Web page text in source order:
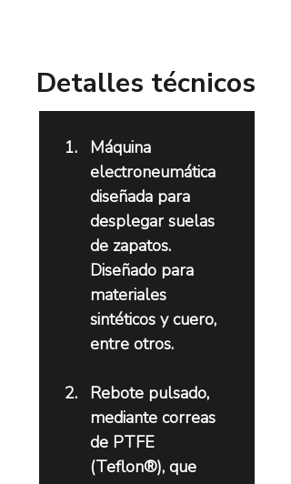
​Detalles técnicos
Máquina
electroneumática
diseñada para
desplegar suelas
de zapatos.
Diseñado para
materiales
sintéticos y cuero,
entre otros.
Rebote pulsado,
mediante correas
de PTFE
(Teflon®), que